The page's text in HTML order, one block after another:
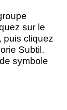
sur le
puis cliquez
Subtil.
symbole